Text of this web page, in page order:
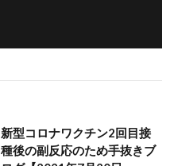
新型コロナワクチン2回目接
種後の副反応のため手抜きブ